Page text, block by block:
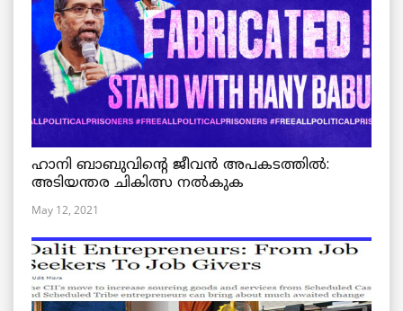
ഹാനി ബാബുവിന്റെ ജീവൻ അപകടത്തിൽ:
അടിയന്തര ചികിത്സ നൽകുക
May 12, 2021